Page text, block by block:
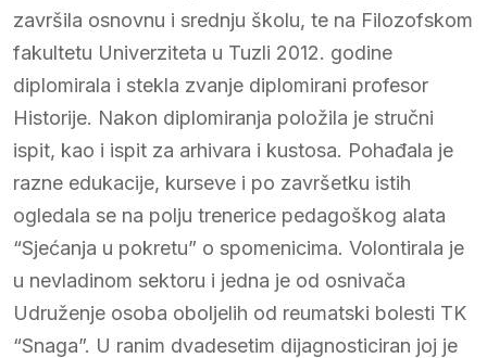
završila osnovnu i srednju školu, te na Filozofskom
fakultetu Univerziteta u Tuzli 2012. godine
diplomirala i stekla zvanje diplomirani profesor
Historije. Nakon diplomiranja položila je stručni
ispit, kao i ispit za arhivara i kustosa. Pohađala je
razne edukacije, kurseve i po završetku istih
ogledala se na polju trenerice pedagoškog alata
“Sjećanja u pokretu” o spomenicima. Volontirala je
u nevladinom sektoru i jedna je od osnivača
Udruženje osoba oboljelih od reumatski bolesti TK
“Snaga”. U ranim dvadesetim dijagnosticiran joj je